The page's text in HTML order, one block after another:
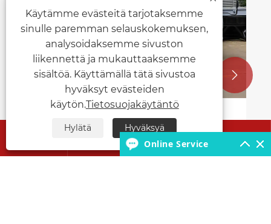
Katso lisää >>
 

Käytämme evästeitä tarjotaksemme
sinulle paremman selauskokemuksen,
analysoidaksemme sivuston
liikennettä ja mukauttaaksemme
sisältöä. Käyttämällä tätä sivustoa
hyväksyt evästeiden
käytön.Tietosuojakäytäntö
Hylätä Hyväksyä
Online Service